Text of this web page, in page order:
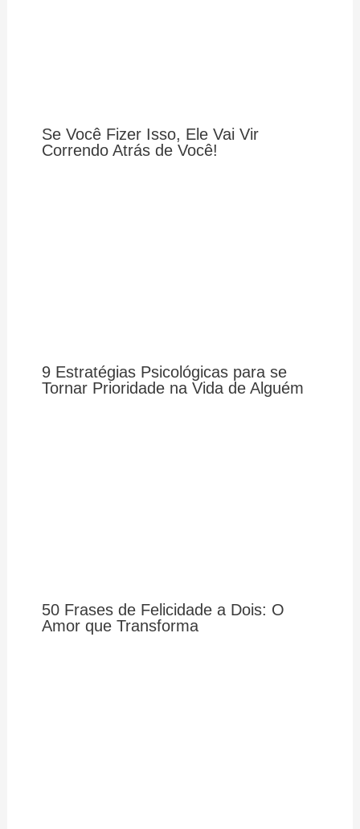
Se Você Fizer Isso, Ele Vai Vir
Correndo Atrás de Você!
9 Estratégias Psicológicas para se
Tornar Prioridade na Vida de Alguém
50 Frases de Felicidade a Dois: O
Amor que Transforma